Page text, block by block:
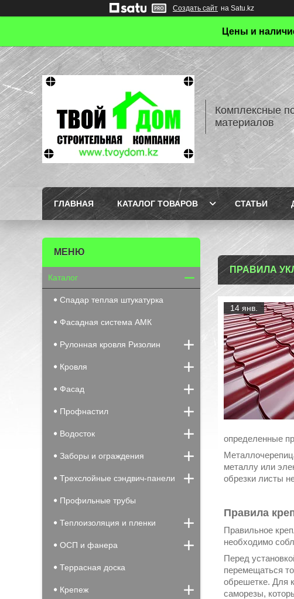
Создать сайт на Satu.kz
Цены и
Комплексные
материалов
ГЛАВНАЯ КАТАЛОГ ТОВАРОВ СТАТЬИ
ПРАВИЛА
14 янв.
определенные
металлу или
обрезки листы
Правила
Правильное
необходимо
Перед
перемещаться
обрешетке. Для
саморезы,
Каталог
Спадар теплая штукатурка
Фасадная система АМК
Рулонная кровля Ризолин
Кровля
Фасад
Профнастил
Водосток
Заборы и ограждения
Трехслойные сэндвич-панели
Профильные трубы
Теплоизоляция и пленки
ОСП и фанера
Террасная доска
Крепеж